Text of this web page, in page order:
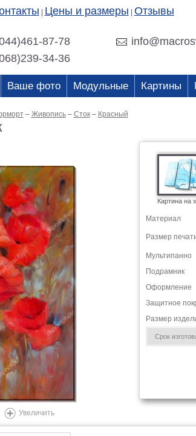
Цены и размеры Отзывы
87-78
34-36
Ваше фото Модульные Картины
– Живопись – Сток – Красный
Увеличить
Картина на
Материал
Размер
Мультипанно
Подрамник
Оформление
Защитное
Размер
Срок